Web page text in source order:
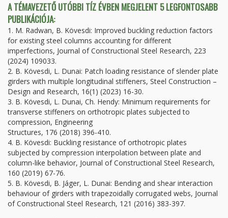
A TÉMAVEZETŐ UTÓBBI TÍZ ÉVBEN MEGJELENT 5 LEGFONTOSABB
PUBLIKÁCIÓJA:
1. M. Radwan, B. Kövesdi: Improved buckling reduction factors
for existing steel columns accounting for different
imperfections, Journal of Constructional Steel Research, 223
(2024) 109033.
2. B. Kövesdi, L. Dunai: Patch loading resistance of slender plate
girders with multiple longitudinal stiffeners, Steel Construction –
Design and Research, 16(1) (2023) 16-30.
3. B. Kövesdi, L. Dunai, Ch. Hendy: Minimum requirements for
transverse stiffeners on orthotropic plates subjected to
compression, Engineering
Structures, 176 (2018) 396-410.
4. B. Kövesdi: Buckling resistance of orthotropic plates
subjected by compression interpolation between plate and
column-like behavior, Journal of Constructional Steel Research,
160 (2019) 67-76.
5. B. Kövesdi, B. Jáger, L. Dunai: Bending and shear interaction
behaviour of girders with trapezoidally corrugated webs, Journal
of Constructional Steel Research, 121 (2016) 383-397.